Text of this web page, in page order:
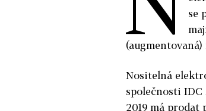
se
Nositelná
společnosti
2019 má